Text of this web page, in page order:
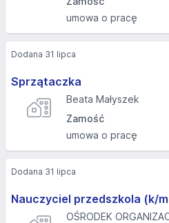
umowa o pracę
Sprzątaczka
Beata Małyszek
Zamość
umowa o pracę
Dodana 31 lipca
Nauczyciel przedszkola (k/
OŚRODEK
Dodana 31 lipca